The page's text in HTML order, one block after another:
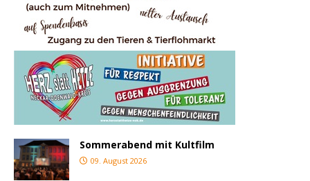
Sommerabend mit Kultfilm
09. August 2026